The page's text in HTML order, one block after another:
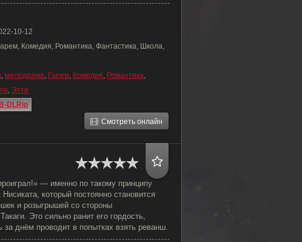
10-12
Комедия, Романтика, Фантастика, Школа,
, мелодрама, Гарем, Комедия, Романтика,
, Этти
DLRip
Смотреть онлайн
— именно по такому принципу
который постоянно становится
и розыгрышей со стороны
Это сильно ранит его гордость,
за днём проводит в попытках взять реванш.